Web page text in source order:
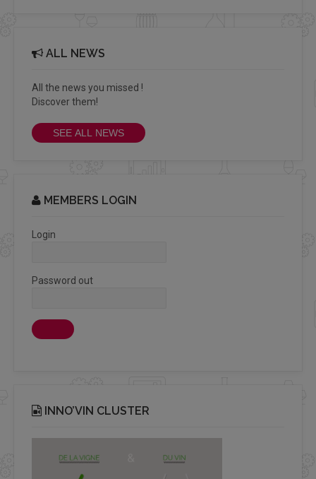
ALL NEWS
All the news you missed !
Discover them!
SEE ALL NEWS
MEMBERS LOGIN
Login
Password out
INNO’VIN CLUSTER